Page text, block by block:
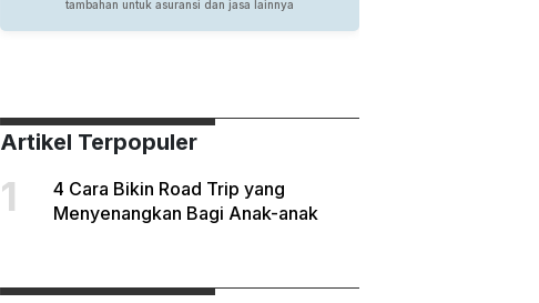
Artikel Terpopuler
1
4 Cara Bikin Road Trip yang
Menyenangkan Bagi Anak-anak